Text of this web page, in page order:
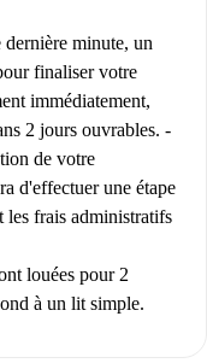
minute, un
finaliser votre
immédiatement,
2 jours ouvrables. -
de votre
d'effectuer une étape
les frais administratifs
louées pour 2
à un lit simple.